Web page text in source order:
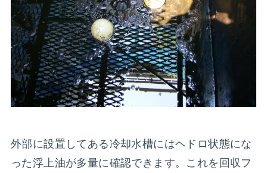
外部に設置してある冷却水槽にはヘドロ状態にな
った浮上油が多量に確認できます。これを回収フ